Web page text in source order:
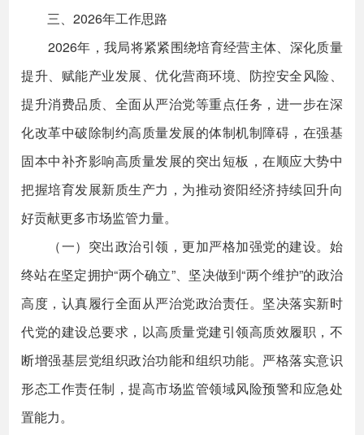
三、2026年工作思路
2026年，我局将紧紧围绕培育经营主体、深化质量
提升、赋能产业发展、优化营商环境、防控安全风险、
提升消费品质、全面从严治党等重点任务，进一步在深
化改革中破除制约高质量发展的体制机制障碍，在强基
固本中补齐影响高质量发展的突出短板，在顺应大势中
把握培育发展新质生产力，为推动资阳经济持续回升向
好贡献更多市场监管力量。
（一）突出政治引领，更加严格加强党的建设。始
终站在坚定拥护“两个确立”、坚决做到“两个维护”的政治
高度，认真履行全面从严治党政治责任。坚决落实新时
代党的建设总要求，以高质量党建引领高质效履职，不
断增强基层党组织政治功能和组织功能。严格落实意识
形态工作责任制，提高市场监管领域风险预警和应急处
置能力。